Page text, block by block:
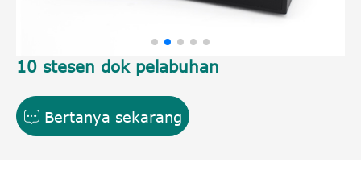
10 stesen dok pelabuhan
Bertanya sekarang